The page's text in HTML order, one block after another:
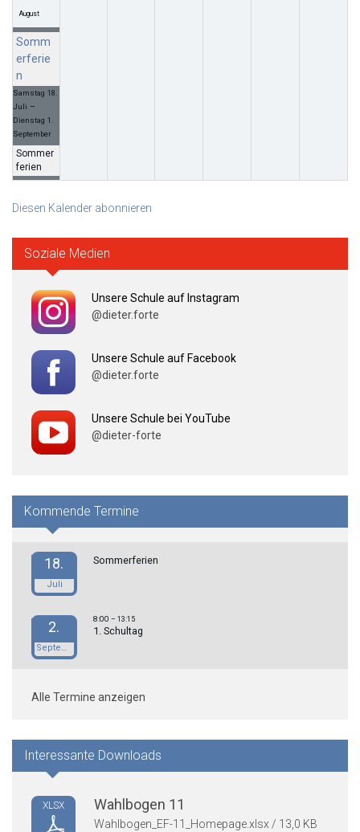
August
Somm
erferie
n
Samstag 18.
Juli –
Dienstag 1.
September
Sommer
ferien
Diesen Kalender abonnieren
Soziale Medien
Unsere Schule auf Instagram
@dieter.forte
Unsere Schule auf Facebook
@dieter.forte
Unsere Schule bei YouTube
@dieter-forte
Kommende Termine
18.
Juli
Sommerferien
2.
September
8:00– 13:15
1. Schultag
Alle Termine anzeigen
Interessante Downloads
XLSX Wahlbogen 11
Wahlbogen_EF-11_Homepage.xlsx / 13,0 KB